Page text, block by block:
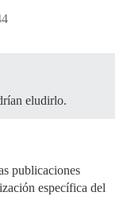
eludirlo.
publicaciones
específica del